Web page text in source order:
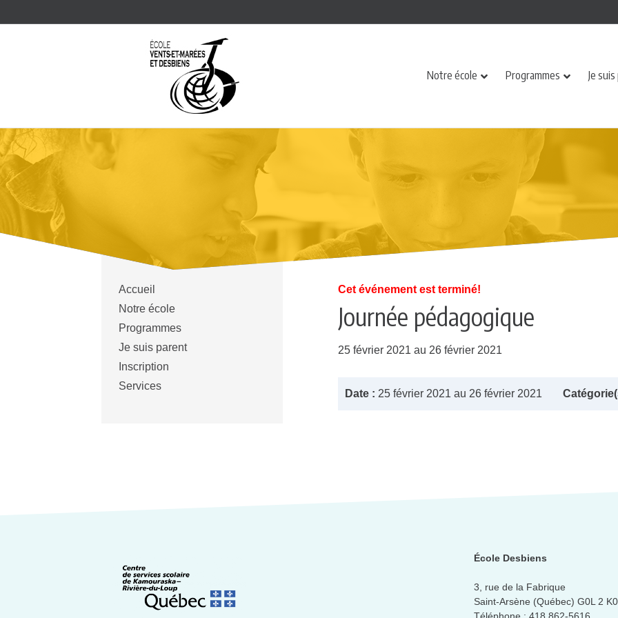
Notre école Programmes Je
Accueil
Notre école
Programmes
Je suis parent
Inscription
Services
Cet événement est terminé!
Journée pédagogique
25 février 2021 au 26 février 2021
Date : 25 février 2021 au 26 février 2021
École Desbiens
3, rue de la Fabrique
Saint-Arsène (Québec) G0L 2 K0